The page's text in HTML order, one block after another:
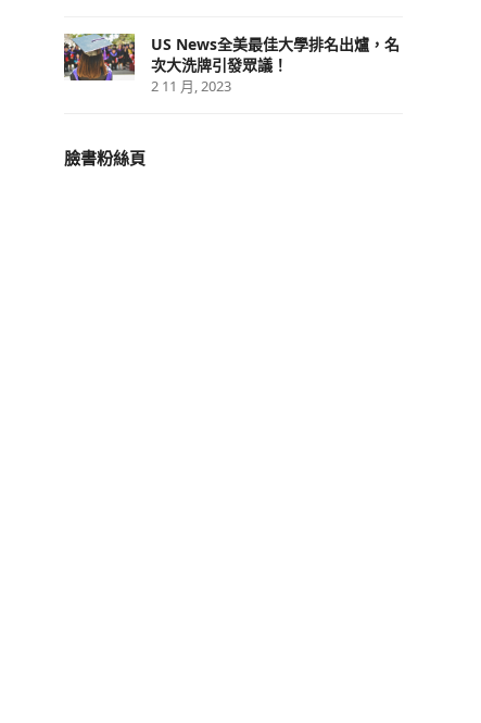
US News全美最佳大學排名出爐，名
次大洗牌引發眾議！
2 11 月, 2023
臉書粉絲頁